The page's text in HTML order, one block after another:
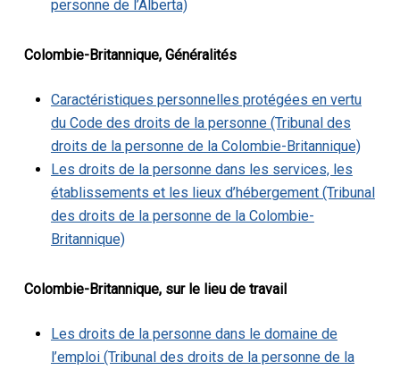
personne de l’Alberta)
Colombie-Britannique, Généralités
Caractéristiques personnelles protégées en vertu
du Code des droits de la personne (Tribunal des
droits de la personne de la Colombie-Britannique)
Les droits de la personne dans les services, les
établissements et les lieux d’hébergement (Tribunal
des droits de la personne de la Colombie-
Britannique)
Colombie-Britannique, sur le lieu de travail
Les droits de la personne dans le domaine de
l’emploi (Tribunal des droits de la personne de la